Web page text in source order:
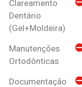
Clareamento
Dentário
(Gel+Moldeira)
Manutenções
Ortodônticas
Documentação